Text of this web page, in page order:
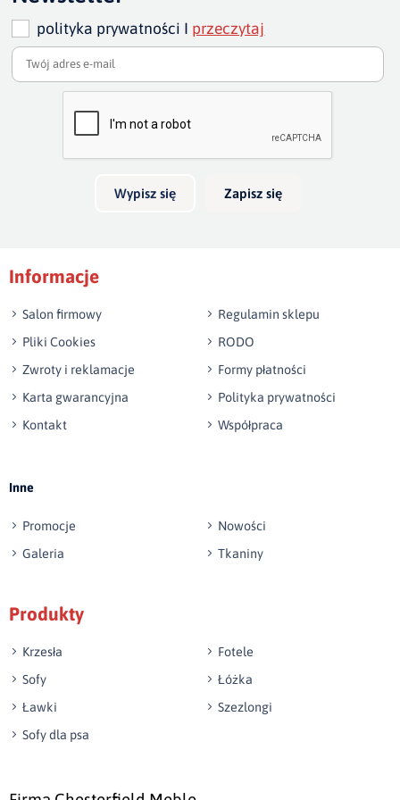
Dodaj opinię o produkcie
Twoja ocena
Bardzo dobry
Twoja opinia o produkcie
Wyślij opinię
polityka prywatności I przeczytaj
Wypisz się Zapisz się
Informacje
Salon firmowy
Regulamin sklepu
Pliki Cookies
RODO
Zwroty i reklamacje
Formy płatności
Karta gwarancyjna
Polityka prywatności
Kontakt
Współpraca
Inne
Promocje
Nowości
Galeria
Tkaniny
Produkty
Krzesła
Fotele
Sofy
Łóżka
Ławki
Szezlongi
Sofy dla psa